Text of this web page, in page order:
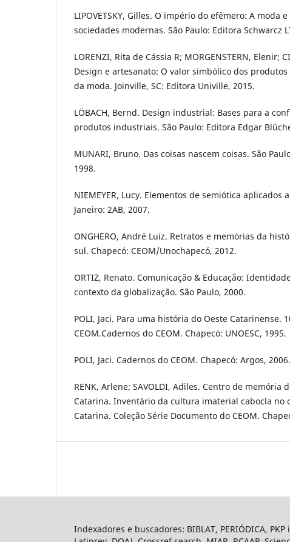
LIPOVETSKY, Gilles. O império do efêmero: A moda
sociedades modernas. São Paulo: Editora Schwarcz
LORENZI, Rita de Cássia R; MORGENSTERN, Elenir;
Design e artesanato: O valor simbólico dos
da moda. Joinville, SC: Editora Univille, 2015.
LÖBACH, Bernd. Design industrial: Bases para a
produtos industriais. São Paulo: Editora Edgar
MUNARI, Bruno. Das coisas nascem coisas. São
1998.
NIEMEYER, Lucy. Elementos de semiótica aplicados
Janeiro: 2AB, 2007.
ONGHERO, André Luiz. Retratos e memórias da
sul. Chapecó: CEOM/Unochapecó, 2012.
ORTIZ, Renato. Comunicação & Educação:
contexto da globalização. São Paulo, 2000.
POLI, Jaci. Para uma história do Oeste Catarinense.
CEOM.Cadernos do CEOM. Chapecó: UNOESC, 1995.
POLI, Jaci. Cadernos do CEOM. Chapecó: Argos, 2006.
RENK, Arlene; SAVOLDI, Adiles. Centro de memória
Catarina. Inventário da cultura imaterial cabocla no
Catarina. Coleção Série Documento do CEOM.
Indexadores e buscadores: BIBLAT, PERIÓDICA, PKP